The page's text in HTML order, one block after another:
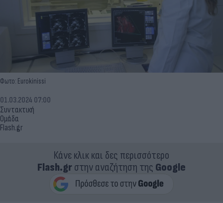
Φωτο: Eurokinissi
Συντακτική
Ομάδα
Flash.gr
01.03.2024 07:00
Κάνε κλικ και δες περισσότερο
Flash.grστην αναζήτηση της Google